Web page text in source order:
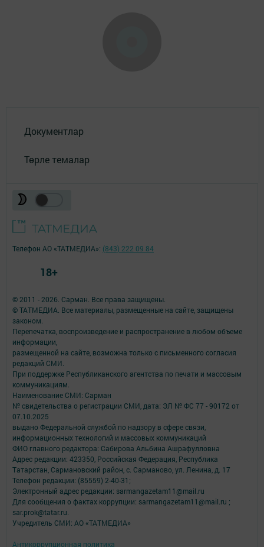
Документлар
Төрле темалар
© 2011 - 2026. Сарман. Все права защищены.
© ТАТМЕДИА. Все материалы, размещенные на сайте, защищены
законом.
Перепечатка, воспроизведение и распространение в любом объеме
информации,
размещенной на сайте, возможна только с письменного согласия
редакций СМИ.
При поддержке Республиканского агентства по печати и массовым
коммуникациям.
Наименование СМИ: Сарман
№ свидетельства о регистрации СМИ, дата: ЭЛ № ФС 77 - 90172 от
07.10.2025
выдано Федеральной службой по надзору в сфере связи,
информационных технологий и массовых коммуникаций
ФИО главного редактора: Сабирова Альбина Ашрафулловна
Адрес редакции: 423350, Российская Федерация, Республика
Татарстан, Сармановский район, с. Сарманово, ул. Ленина, д. 17
Телефон редакции: (85559) 2-40-31;
Электронный адрес редакции: sarmangazetam11@mail.ru
Для сообщения о фактах коррупции: sarmangazetam11@mail.ru ;
sar.prok@tatar.ru.
Учредитель СМИ: АО «ТАТМЕДИА»
Антикоррупционная политика
Телефон АО «ТАТМЕДИА»: (843) 222 09 84
18+